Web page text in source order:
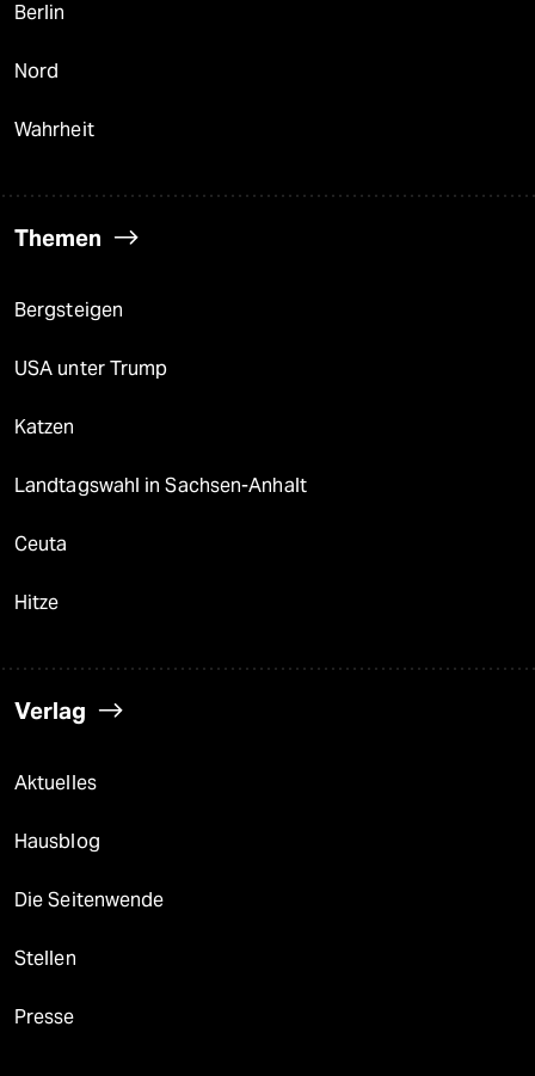
Berlin
Nord
Wahrheit
Themen
Bergsteigen
USA unter Trump
Katzen
Landtagswahl in Sachsen-Anhalt
Ceuta
Hitze
Verlag
Aktuelles
Hausblog
Die Seitenwende
Stellen
Presse